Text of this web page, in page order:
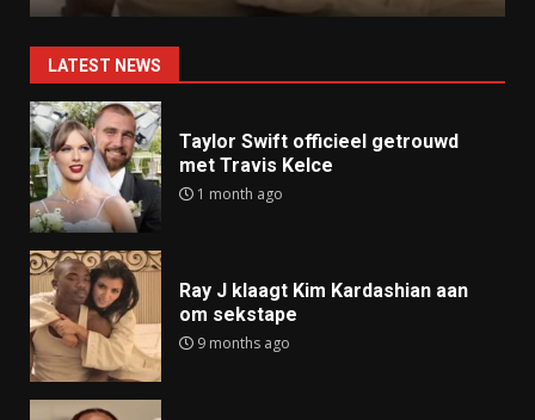
LATEST NEWS
Taylor Swift officieel getrouwd
met Travis Kelce
1 month ago
Ray J klaagt Kim Kardashian aan
om sekstape
9 months ago